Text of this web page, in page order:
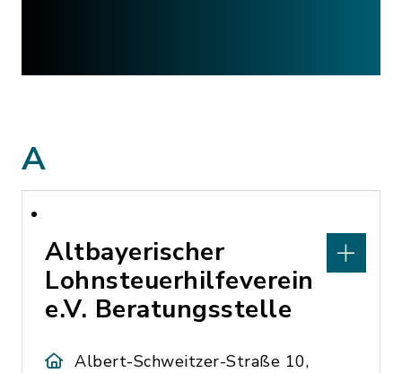
A
Altbayerischer
Lohnsteuerhilfeverein
e.V. Beratungsstelle
Albert-Schweitzer-Straße 10,